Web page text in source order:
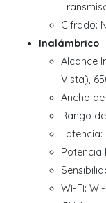
Cifrado:
Inalámbrico
Alcance
Vista),
Ancho
Rango
Latencia:
Potencia
Wi-Fi: